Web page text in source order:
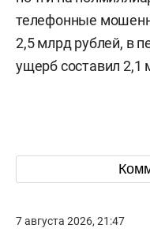
телефонные
2,5 млрд рублей, в
ущерб составил 2,1
7 августа 2026, 21:47